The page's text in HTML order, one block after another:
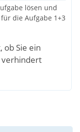
lösen und
die Aufgabe 1+3
ob Sie ein
verhindert